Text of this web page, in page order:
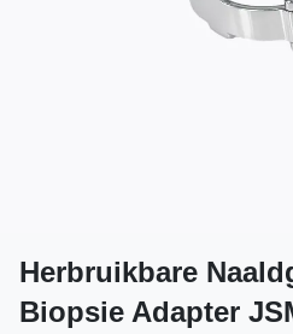
Herbruikbare
Biopsie Adapter